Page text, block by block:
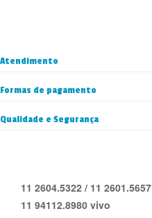
Atendimento
11 2604.5322 / 11 2601.5657
11 94112.8980 vivo
Formas de pagamento
Qualidade e Segurança